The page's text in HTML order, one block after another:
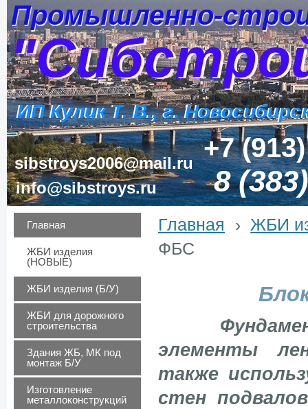
8
info@sibstroys.ru
sibstroys2006@mail.ru
Промышленно-
Промышленно-
ИП Кулик Т. В., г.
ИП Кулик Т. В., г.
+7
Главная
ЖБИ изделия
(НОВЫЕ)
ЖБИ изделия (Б/У)
ЖБИ для дорожного
строительства
Здания ЖБ, МК под
монтаж Б/У
Изготовление
металлоконструкций
Главная › ЖБИ
ФБС
элементы
также
стен